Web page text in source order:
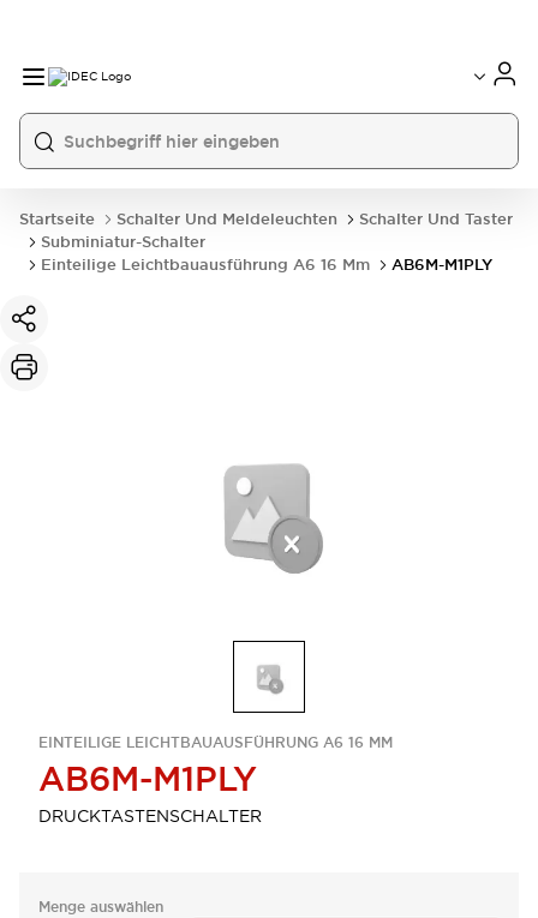
Startseite Schalter Und Meldeleuchten
Schalter Und Taster
Subminiatur-Schalter
Einteilige Leichtbauausführung A6 16 Mm
AB6M-M1PLY
EINTEILIGE LEICHTBAUAUSFÜHRUNG A6 16 MM
AB6M-M1PLY
DRUCKTASTENSCHALTER
Menge auswählen